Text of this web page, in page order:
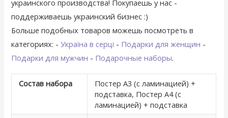
украинского производства! Покупаешь у нас -
поддерживаешь украинский бизнес :)
Больше подобных товаров можешь посмотреть в
категориях: -Україна в серці - Подарки для женщин -
Подарки для мужчин - Подарочные наборы.
Состав набора
Постер А3 (с ламинацией) +
подставка, Постер А4 (с
ламинацией) + подставка